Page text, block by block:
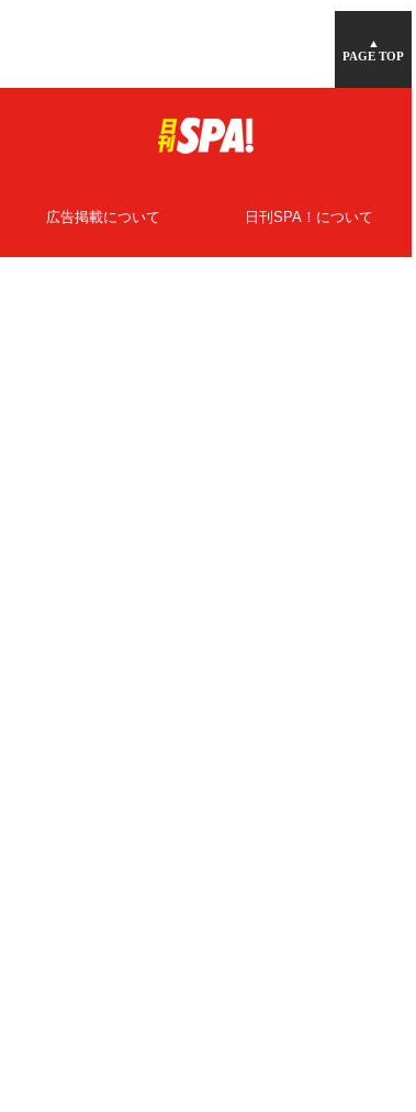
▲
PAGE TOP
広告掲載について 日刊SPA！について